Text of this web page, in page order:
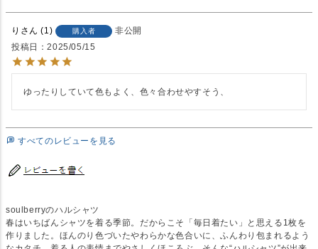
り 1 購入者
非公開
投稿日
2025/05/15
ゆったりしていて色もよく、色々合わせやすそう、
すべてのレビューを見る
soulberryのハルシャツ
春はいちばんシャツを着る季節。だからこそ「毎日着たい」と思える1枚を
作りました。ほんのり色づいたやわらかな色合いに、ふんわり包まれるよう